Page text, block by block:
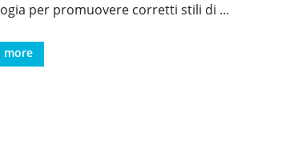
per promuovere corretti stili di ...
more